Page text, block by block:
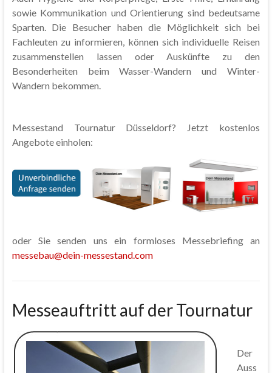
sowie Kommunikation und Orientierung sind bedeutsame
Sparten. Die Besucher haben die Möglichkeit sich bei
Fachleuten zu informieren, können sich individuelle Reisen
zusammenstellen lassen oder Auskünfte zu den
Besonderheiten beim Wasser-Wandern und Winter-
Wandern bekommen.
Messestand Tournatur Düsseldorf? Jetzt kostenlos
Angebote einholen:
oder Sie senden uns ein formloses Messebriefing an
messebau@dein-messestand.com
Messeauftritt auf der Tournatur
Der
Auss